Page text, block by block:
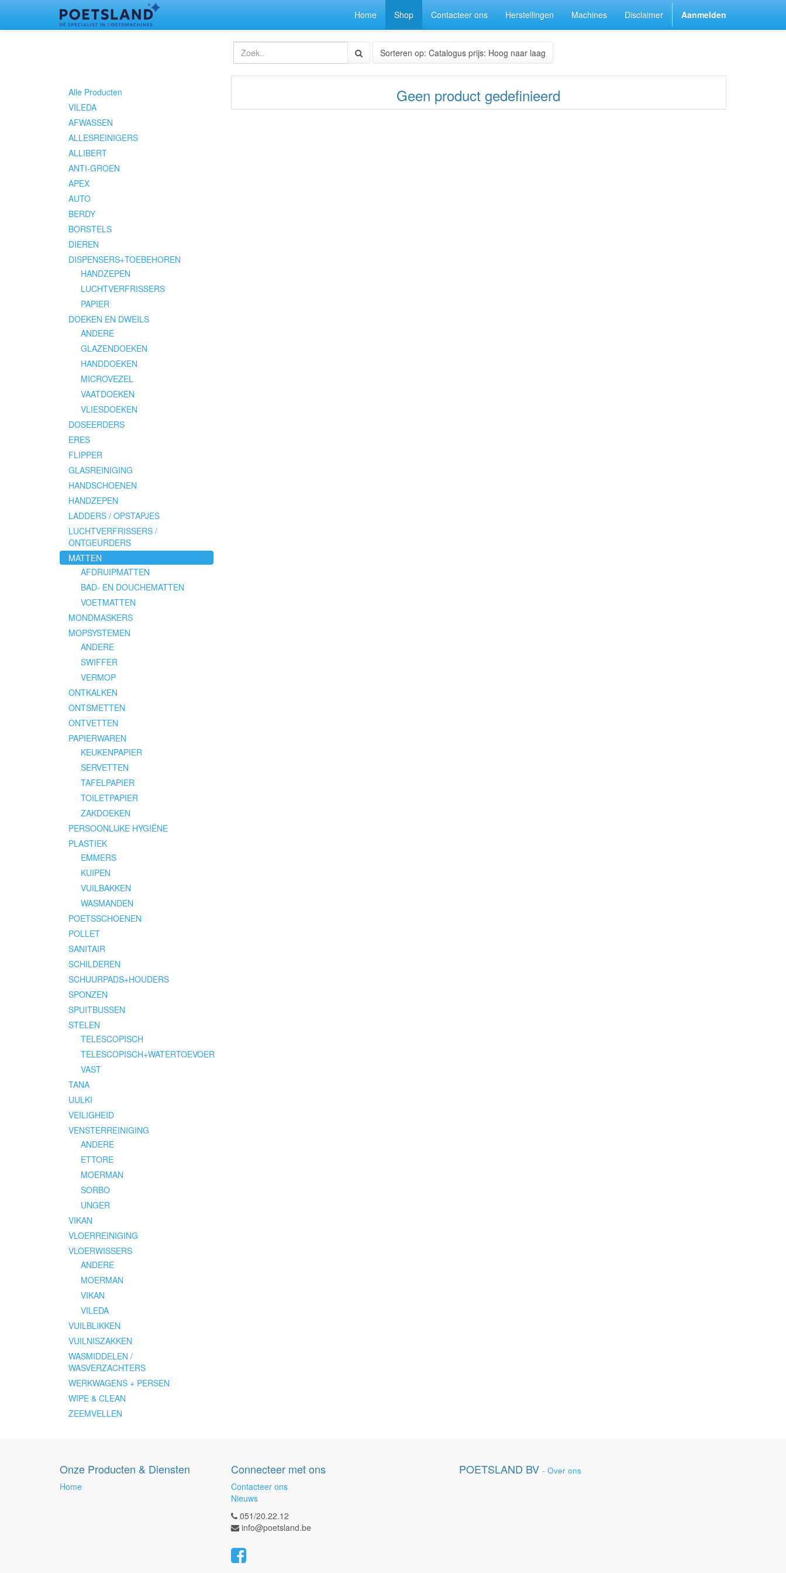
Home Shop Contacteer ons Herstellingen Machines Disclaimer Aanmelden
Sorteren op: Catalogus prijs: Hoog naar laag
Alle Producten
VILEDA
AFWASSEN
ALLESREINIGERS
ALLIBERT
ANTI-GROEN
APEX
AUTO
BERDY
BORSTELS
DIEREN
DISPENSERS+TOEBEHOREN
HANDZEPEN
LUCHTVERFRISSERS
PAPIER
DOEKEN EN DWEILS
ANDERE
GLAZENDOEKEN
HANDDOEKEN
MICROVEZEL
VAATDOEKEN
VLIESDOEKEN
DOSEERDERS
ERES
FLIPPER
GLASREINIGING
HANDSCHOENEN
HANDZEPEN
LADDERS / OPSTAPJES
LUCHTVERFRISSERS /
ONTGEURDERS
MATTEN
AFDRUIPMATTEN
BAD- EN DOUCHEMATTEN
VOETMATTEN
MONDMASKERS
MOPSYSTEMEN
ANDERE
SWIFFER
VERMOP
ONTKALKEN
ONTSMETTEN
ONTVETTEN
PAPIERWAREN
KEUKENPAPIER
SERVETTEN
TAFELPAPIER
TOILETPAPIER
ZAKDOEKEN
PERSOONLIJKE HYGIËNE
PLASTIEK
EMMERS
KUIPEN
VUILBAKKEN
WASMANDEN
POETSSCHOENEN
POLLET
SANITAIR
SCHILDEREN
SCHUURPADS+HOUDERS
SPONZEN
SPUITBUSSEN
STELEN
TELESCOPISCH
TELESCOPISCH+WATERTOEVOER
VAST
TANA
UULKI
VEILIGHEID
VENSTERREINIGING
ANDERE
ETTORE
MOERMAN
SORBO
UNGER
VIKAN
VLOERREINIGING
VLOERWISSERS
ANDERE
MOERMAN
VIKAN
VILEDA
VUILBLIKKEN
VUILNISZAKKEN
WASMIDDELEN /
WASVERZACHTERS
WERKWAGENS + PERSEN
WIPE & CLEAN
ZEEMVELLEN
Geen product gedefinieerd
Onze Producten & Diensten
Home
Connecteer met ons
Contacteer ons
Nieuws
051/20.22.12
info@poetsland.be
POETSLAND BV - Over ons